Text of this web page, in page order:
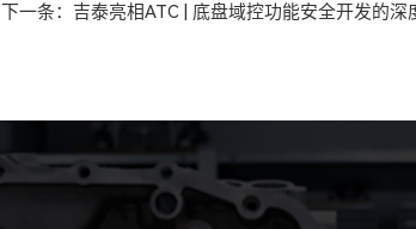
下一条： 吉泰亮相ATC | 底盘域控功能安全开发的深